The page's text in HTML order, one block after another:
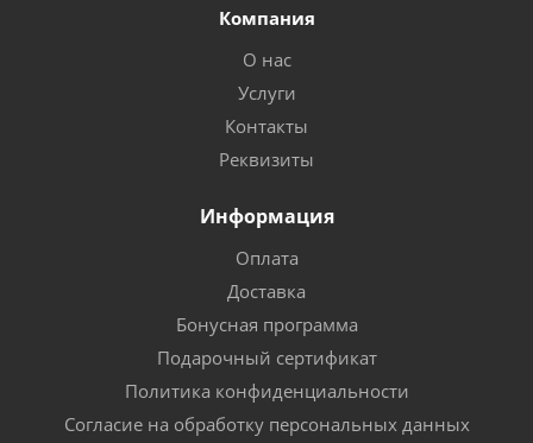
Компания
О нас
Услуги
Контакты
Реквизиты
Информация
Оплата
Доставка
Бонусная программа
Подарочный сертификат
Политика конфиденциальности
Согласие на обработку персональных данных